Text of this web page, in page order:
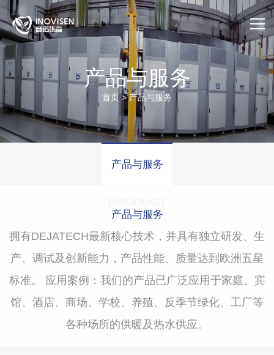
首页
关于我们
产品与服务
官方商城
淘宝企业店铺
产品与服务
首页>产品与服务
产品与服务
产品与服务
拥有DEJATECH最新核心技术，并具有独立研发、生
产、调试及创新能力，产品性能、质量达到欧洲五星
标准。 应用案例：我们的产品已广泛应用于家庭、宾
馆、酒店、商场、学校、养殖、反季节绿化、工厂等
各种场所的供暖及热水供应。